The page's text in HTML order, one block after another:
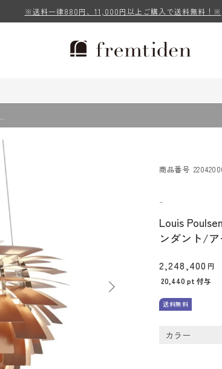
※送料一律880円、11,000円以上ご購入で送料無料！※
商品番号
-
Louis
ンダント/
2,248,400
20,440 pt 付与
送料無料
カラー